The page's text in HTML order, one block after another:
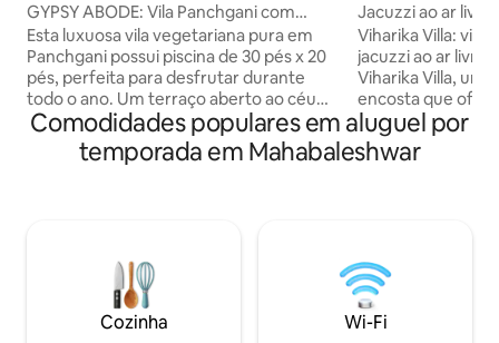
GYPSY ABODE: Vila Panchgani com
piscina
Esta luxuosa vila vegetariana pura em
Panchgani possui piscina de 30 pés x 20
pés, perfeita para desfrutar durante
todo o ano. Um terraço aberto ao céu
oferece vistas deslumbrantes e uma
varanda aconchegante oferece um
espaço sereno para relaxar. Espalhada
garantindo amplo conforto para os
hóspedes. Desfrute de uma mistura
perfeita de interiores aconchegantes,
conforto e natureza neste retiro
Jacuzzi ao ar livre
Viharika Villa:
jacuzzi ao ar livre e
Viharika Villa, um
encosta que
deslumbrantes
Sahyadri, uma
e todos os
privativa: entre
e mergulhe na
majestosos
disponível para
Comodidades populares em aluguel por
temporada em Mahabaleshwar
Cozinha Wi-Fi